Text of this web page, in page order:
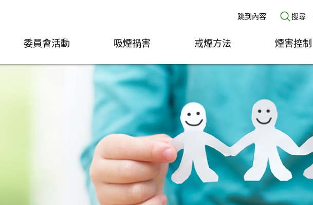
跳到內容 搜尋
委員會活動 吸煙禍害 戒煙方法 煙害控制